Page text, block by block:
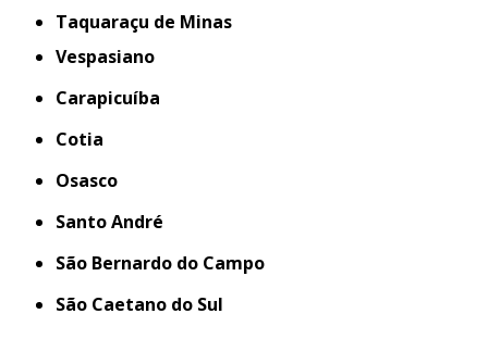
Taquaraçu de Minas
Vespasiano
Carapicuíba
Cotia
Osasco
Santo André
São Bernardo do Campo
São Caetano do Sul